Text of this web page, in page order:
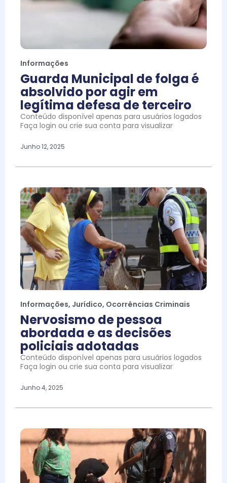
Informações
Guarda Municipal de folga é
absolvido por agir em
legítima defesa de terceiro
Conteúdo disponível apenas para usuários logados
Faça login ou crie sua conta para visualizar
Junho 12, 2025
Informações, Jurídico, Ocorrências Criminais
Nervosismo de pessoa
abordada e as decisões
policiais adotadas
Conteúdo disponível apenas para usuários logados
Faça login ou crie sua conta para visualizar
Junho 4, 2025